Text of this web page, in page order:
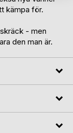
kämpa för.
- men
den man är.